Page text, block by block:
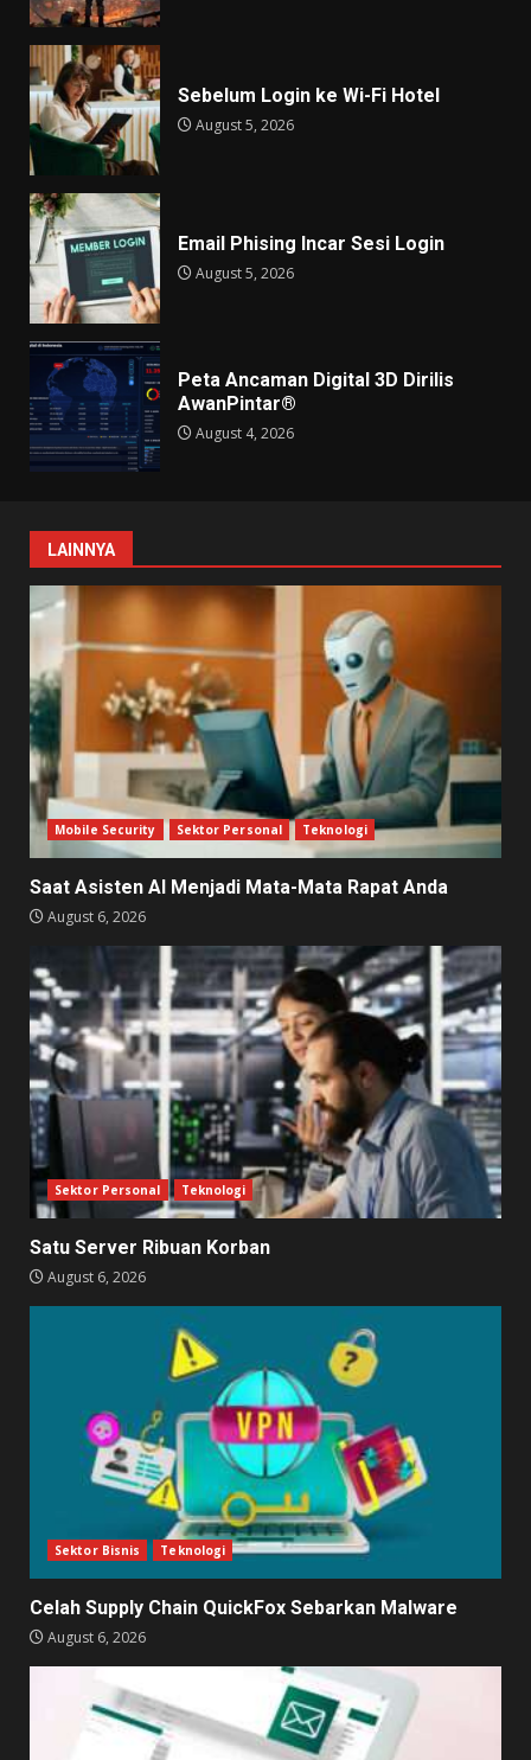
Sebelum Login ke Wi-Fi Hotel
August 5, 2026
Email Phising Incar Sesi Login
August 5, 2026
Peta Ancaman Digital 3D Dirilis
AwanPintar®
August 4, 2026
LAINNYA
Mobile Security Sektor Personal Teknologi
Saat Asisten AI Menjadi Mata-Mata Rapat Anda
August 6, 2026
Sektor Personal Teknologi
Satu Server Ribuan Korban
August 6, 2026
Sektor Bisnis Teknologi
Celah Supply Chain QuickFox Sebarkan Malware
August 6, 2026